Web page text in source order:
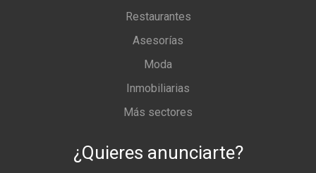
Restaurantes
Asesorías
Moda
Inmobiliarias
Más sectores
¿Quieres anunciarte?